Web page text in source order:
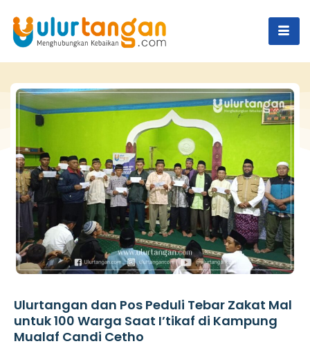
Ulurtangan dan Pos Peduli Tebar Zakat Mal
untuk 100 Warga Saat I’tikaf di Kampung
Mualaf Candi Cetho